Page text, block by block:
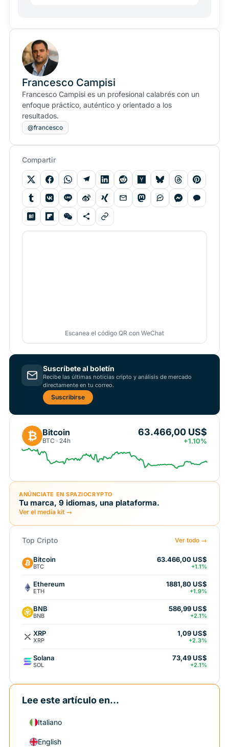
Francesco Campisi
Francesco Campisi es un profesional calabrés con un
enfoque práctico, auténtico y orientado a los
resultados.
@francesco
Compartir
Escanea el código QR con WeChat
Suscríbete al boletín
Recibe las últimas noticias cripto y análisis de mercado
directamente en tu correo.
Suscribirse
₿ Bitcoin
BTC · 24h
63.466,00 US$
+1.10%
ANÚNCIATE EN SPAZIOCRYPTO
Tu marca, 9 idiomas, una plataforma.
Ver el media kit →
Top Cripto Ver todo →
Bitcoin
BTC
63.466,00 US$
+1.1%
Ethereum
ETH
1881,80 US$
+1.9%
BNB
BNB
586,99 US$
+2.1%
XRP
XRP
1,09 US$
+2.3%
Solana
SOL
73,49 US$
+2.1%
Lee este artículo en...
Italiano
English